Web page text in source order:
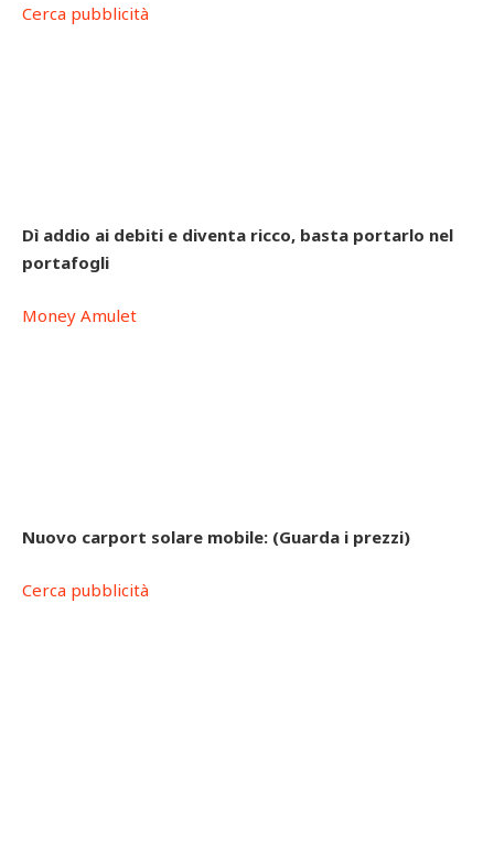
Cerca pubblicità
Dì addio ai debiti e diventa ricco, basta portarlo nel
portafogli
Money Amulet
Nuovo carport solare mobile: (Guarda i prezzi)
Cerca pubblicità